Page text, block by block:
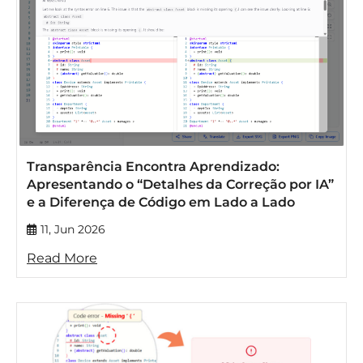
Transparência Encontra Aprendizado:
Apresentando o “Detalhes da Correção por IA”
e a Diferença de Código em Lado a Lado
11, Jun 2026
Read More